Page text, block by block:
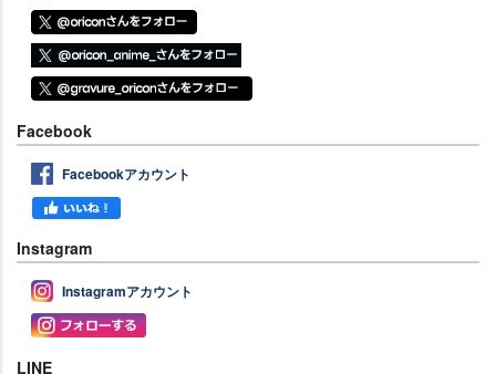
Facebook
Facebookアカウント
Instagram
Instagramアカウント
LINE